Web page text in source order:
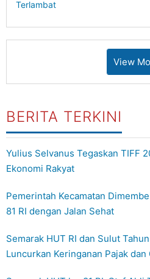
Terlambat
View
BERITA TERKINI
Yulius Selvanus Tegaskan TIFF
Ekonomi Rakyat
Pemerintah Kecamatan
81 RI dengan Jalan Sehat
Semarak HUT RI dan Sulut
Luncurkan Keringanan Pajak